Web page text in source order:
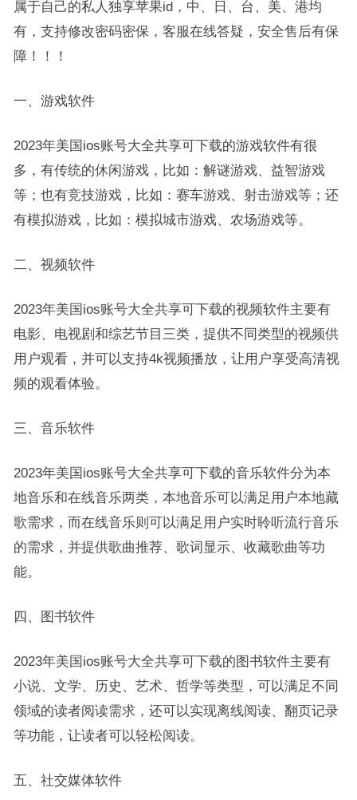
属于自己的私人独享苹果id，中、日、台、美、港均
有，支持修改密码密保，客服在线答疑，安全售后有保
障！！！
一、游戏软件
2023年美国ios账号大全共享可下载的游戏软件有很
多，有传统的休闲游戏，比如：解谜游戏、益智游戏
等；也有竞技游戏，比如：赛车游戏、射击游戏等；还
有模拟游戏，比如：模拟城市游戏、农场游戏等。
二、视频软件
2023年美国ios账号大全共享可下载的视频软件主要有
电影、电视剧和综艺节目三类，提供不同类型的视频供
用户观看，并可以支持4k视频播放，让用户享受高清视
频的观看体验。
三、音乐软件
2023年美国ios账号大全共享可下载的音乐软件分为本
地音乐和在线音乐两类，本地音乐可以满足用户本地藏
歌需求，而在线音乐则可以满足用户实时聆听流行音乐
的需求，并提供歌曲推荐、歌词显示、收藏歌曲等功
能。
四、图书软件
2023年美国ios账号大全共享可下载的图书软件主要有
小说、文学、历史、艺术、哲学等类型，可以满足不同
领域的读者阅读需求，还可以实现离线阅读、翻页记录
等功能，让读者可以轻松阅读。
五、社交媒体软件